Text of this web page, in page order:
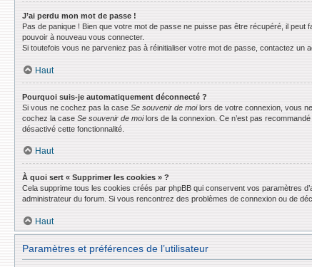
J’ai perdu mon mot de passe !
Pas de panique ! Bien que votre mot de passe ne puisse pas être récupéré, il
pouvoir à nouveau vous connecter.
Si toutefois vous ne parveniez pas à réinitialiser votre mot de passe, contactez un
Haut
Pourquoi suis-je automatiquement déconnecté ?
Si vous ne cochez pas la case Se souvenir de moilors de votre connexion, vous
cochez la case Se souvenir de moilors de la connexion. Ce n’est pas
désactivé cette fonctionnalité.
Haut
À quoi sert « Supprimer les cookies » ?
Cela supprime tous les cookies créés par phpBB qui conservent vos paramètres
administrateur du forum. Si vous rencontrez des problèmes de connexion ou de
Haut
Paramètres et préférences de l’utilisateur